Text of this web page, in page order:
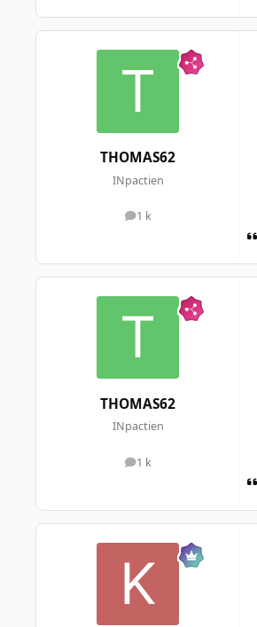
THOMAS62
INpactien
1 k
messages
THOMAS62
INpactien
1 k
messages